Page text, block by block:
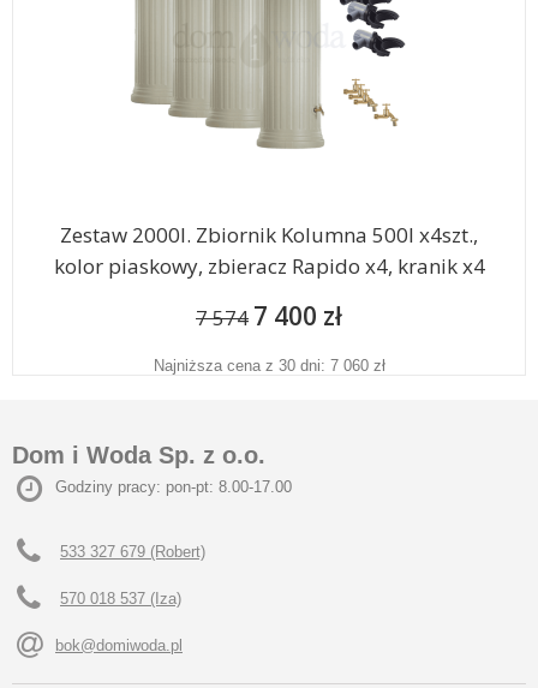
Zestaw 2000l. Zbiornik Kolumna 500l x4szt.,
kolor piaskowy, zbieracz Rapido x4, kranik x4
7 574 7 400 zł
Najniższa cena z 30 dni: 7 060 zł
Dom i Woda Sp. z o.o.
Godziny pracy: pon-pt: 8.00-17.00
533 327 679 (Robert)
570 018 537 (Iza)
bok@domiwoda.pl